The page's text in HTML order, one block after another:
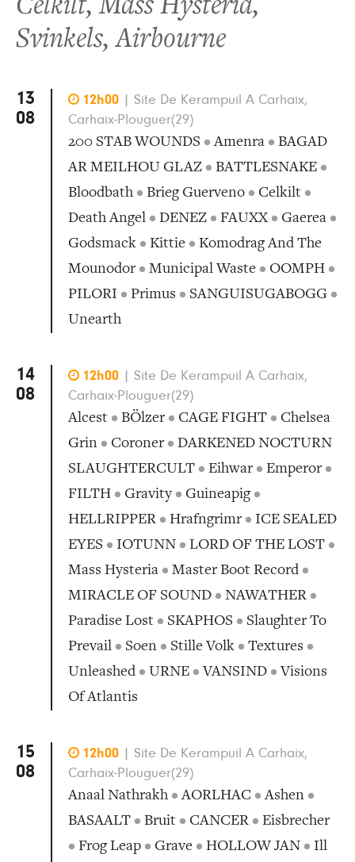
Celkilt,Mass Hysteria,
Svinkels,Airbourne
13
08
 12h00
Site De Kerampuil A Carhaix,
Carhaix-Plouguer(29)
200 STAB WOUNDS •Amenra • BAGAD
AR MEILHOU GLAZ • BATTLESNAKE •
Bloodbath • Brieg Guerveno • Celkilt •
Death Angel • DENEZ • FAUXX • Gaerea •
Godsmack • Kittie • Komodrag And The
Mounodor • Municipal Waste • OOMPH •
PILORI • Primus • SANGUISUGABOGG •
Unearth
14
08
 12h00
Site De Kerampuil A Carhaix,
Carhaix-Plouguer(29)
Alcest • BÖlzer • CAGE FIGHT • Chelsea
Grin • Coroner • DARKENED NOCTURN
SLAUGHTERCULT • Eihwar • Emperor •
FILTH • Gravity• Guineapig •
HELLRIPPER • Hrafngrimr • ICE SEALED
EYES • IOTUNN • LORD OF THE LOST •
Mass Hysteria • Master Boot Record •
MIRACLE OF SOUND • NAWATHER •
Paradise Lost • SKAPHOS • Slaughter To
Prevail • Soen • Stille Volk • Textures •
Unleashed • URNE •VANSIND •Visions
Of Atlantis
15
08
 12h00
Site De Kerampuil A Carhaix,
Carhaix-Plouguer(29)
Anaal Nathrakh •AORLHAC •Ashen •
BASAALT • Bruit • CANCER • Eisbrecher
• Frog Leap • Grave • HOLLOW JAN • Ill